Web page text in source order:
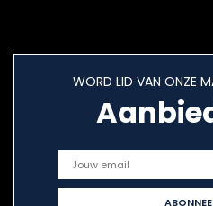
WORD LID VAN ONZE